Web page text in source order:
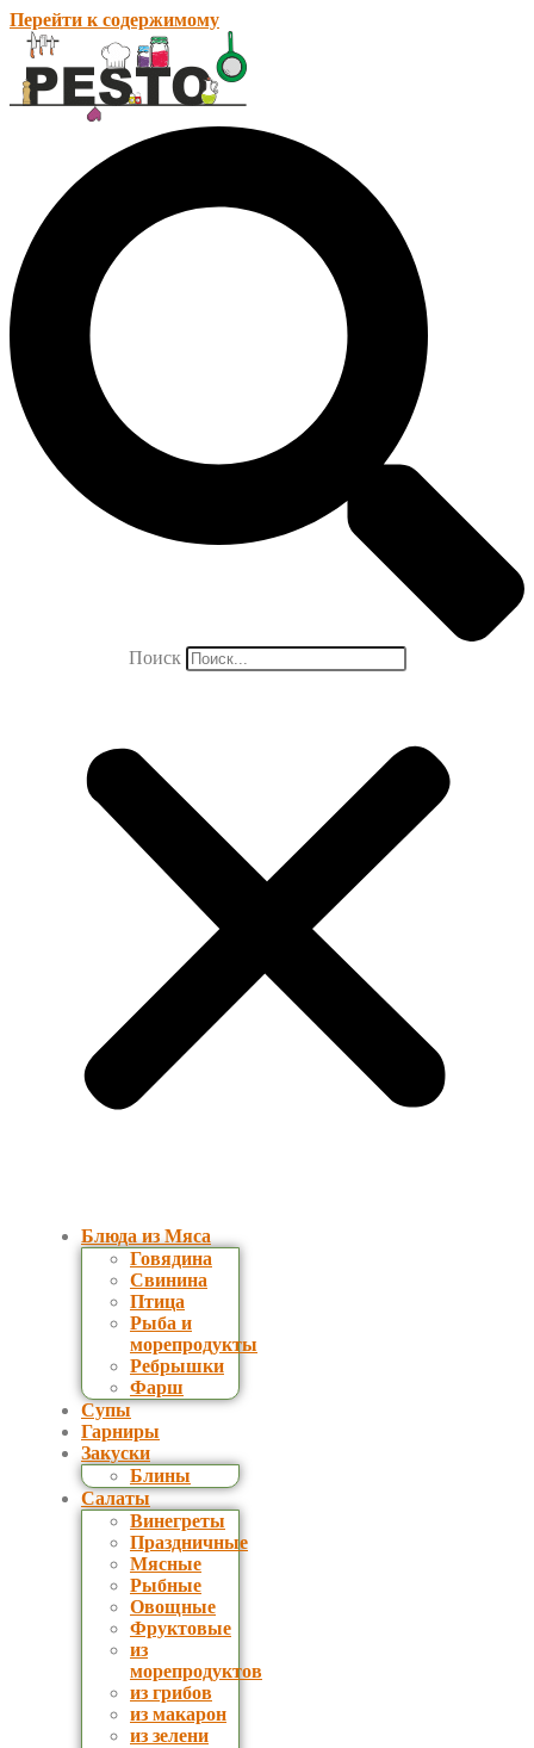
Перейти к содержимому
Поиск
Блюда из Мяса
Говядина
Свинина
Птица
Рыба и
морепродукты
Ребрышки
Фарш
Супы
Гарниры
Закуски
Блины
Салаты
Винегреты
Праздничные
Мясные
Рыбные
Овощные
Фруктовые
из
морепродуктов
из грибов
из макарон
из зелени